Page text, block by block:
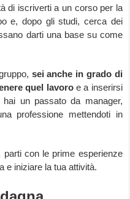
di iscriverti a un corso per la
e, dopo gli studi, cerca dei
darti una base su come
sei anche in grado di
quel lavoroe a inserirsi
un passato da manager,
professione mettendoti in
con le prime esperienze
e iniziare la tua attività.